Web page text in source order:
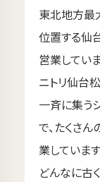
東北地方最
位置する仙
営業していま
ニトリ仙台
一斉に集う
で、たくさ
業しています
どんなに古